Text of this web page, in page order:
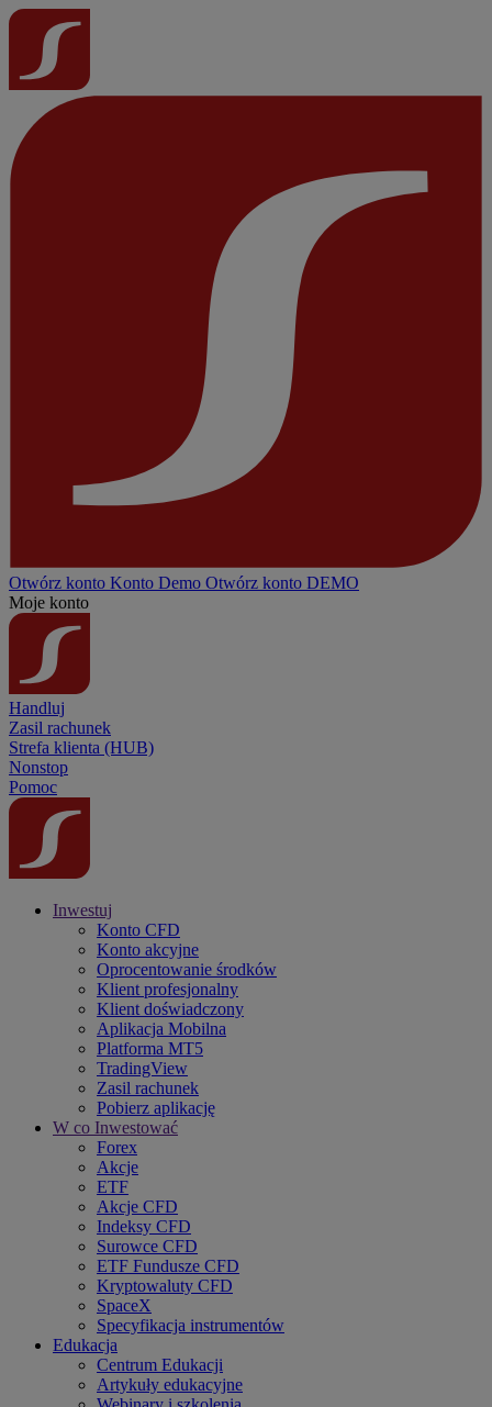
Otwórz konto Konto Demo Otwórz konto DEMO
Moje konto
Handluj
Zasil rachunek
Strefa klienta (HUB)
Nonstop
Pomoc
Inwestuj
Konto CFD
Konto akcyjne
Oprocentowanie środków
Klient profesjonalny
Klient doświadczony
Aplikacja Mobilna
Platforma MT5
TradingView
Zasil rachunek
Pobierz aplikację
W co Inwestować
Forex
Akcje
ETF
Akcje CFD
Indeksy CFD
Surowce CFD
ETF Fundusze CFD
Kryptowaluty CFD
SpaceX
Specyfikacja instrumentów
Edukacja
Centrum Edukacji
Artykuły edukacyjne